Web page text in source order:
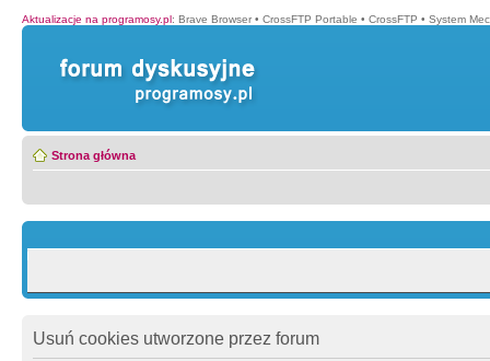
Aktualizacje na programosy.pl: Brave Browser • CrossFTP Portable • CrossFTP • System
Strona główna
Usuń cookies utworzone przez forum